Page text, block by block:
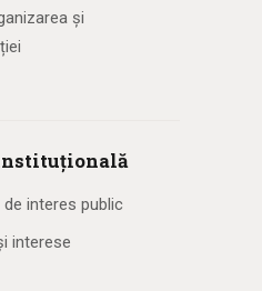
și
interes public
interese